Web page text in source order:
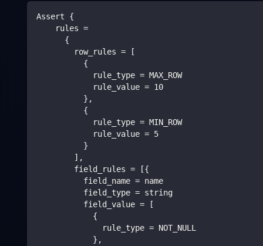
Assert {
    rules =
      {
        row_rules = [
          {
            rule_type = MAX_ROW
            rule_value = 10
          },
          {
            rule_type = MIN_ROW
            rule_value = 5
          }
        ],
        field_rules = [{
          field_name = name
          field_type = string
          field_value = [
            {
              rule_type = NOT_NULL
            },